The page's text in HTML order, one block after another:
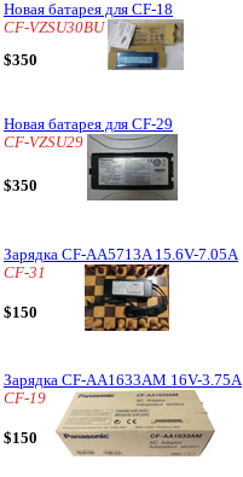
Новая батарея для CF-18
CF-VZSU30BU
$350
Новая батарея для CF-29
CF-VZSU29
$350
Зарядка CF-AA5713A 15.6V-7.05A
CF-31
$150
Зарядка CF-AA1633AM 16V-3.75A
CF-19
$150